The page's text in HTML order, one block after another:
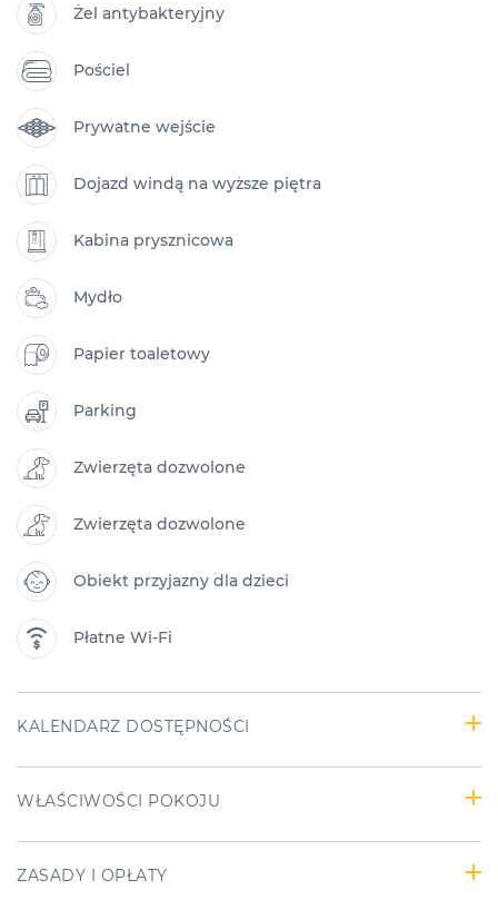
Żel antybakteryjny
Pościel
Prywatne wejście
Dojazd windą na wyższe piętra
Kabina prysznicowa
Mydło
Papier toaletowy
Parking
Zwierzęta dozwolone
Zwierzęta dozwolone
Obiekt przyjazny dla dzieci
Płatne Wi-Fi
KALENDARZ DOSTĘPNOŚCI
WŁAŚCIWOŚCI POKOJU
ZASADY I OPŁATY